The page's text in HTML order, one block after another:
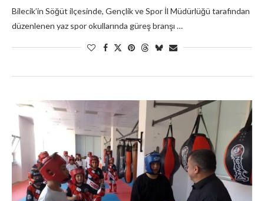
Bilecik’in Söğüt ilçesinde, Gençlik ve Spor İl Müdürlüğü tarafından
düzenlenen yaz spor okullarında güreş branşı …